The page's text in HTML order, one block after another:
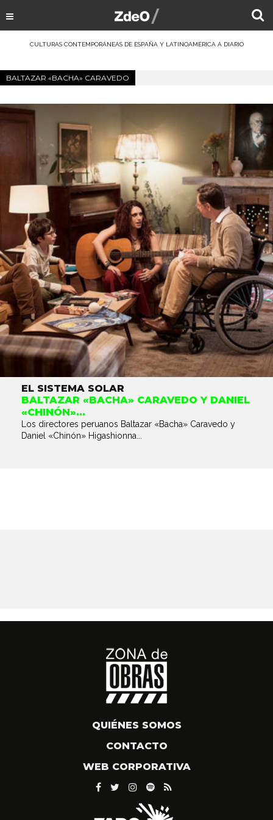
CULTURAS CONTEMPORÁNEAS DE ESPAÑA Y LATINOAMÉRICA A DIARIO
BALTAZAR «BACHA» CARAVEDO
EL SISTEMA SOLAR
BALTAZAR «BACHA» CARAVEDO Y DANIEL
«CHINÓN»...
Los directores peruanos Baltazar «Bacha» Caravedo y
Daniel «Chinón» Higashionna...
QUIÉNES SOMOS
CONTACTO
WEB CORPORATIVA